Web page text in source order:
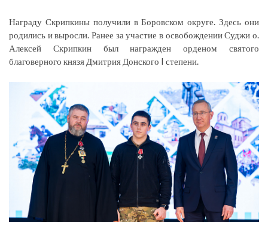
Награду Скрипкины получили в Боровском округе. Здесь они
родились и выросли. Ранее за участие в освобождении Суджи о.
Алексей Скрипкин был награжден орденом святого
благоверного князя Дмитрия Донского I степени.